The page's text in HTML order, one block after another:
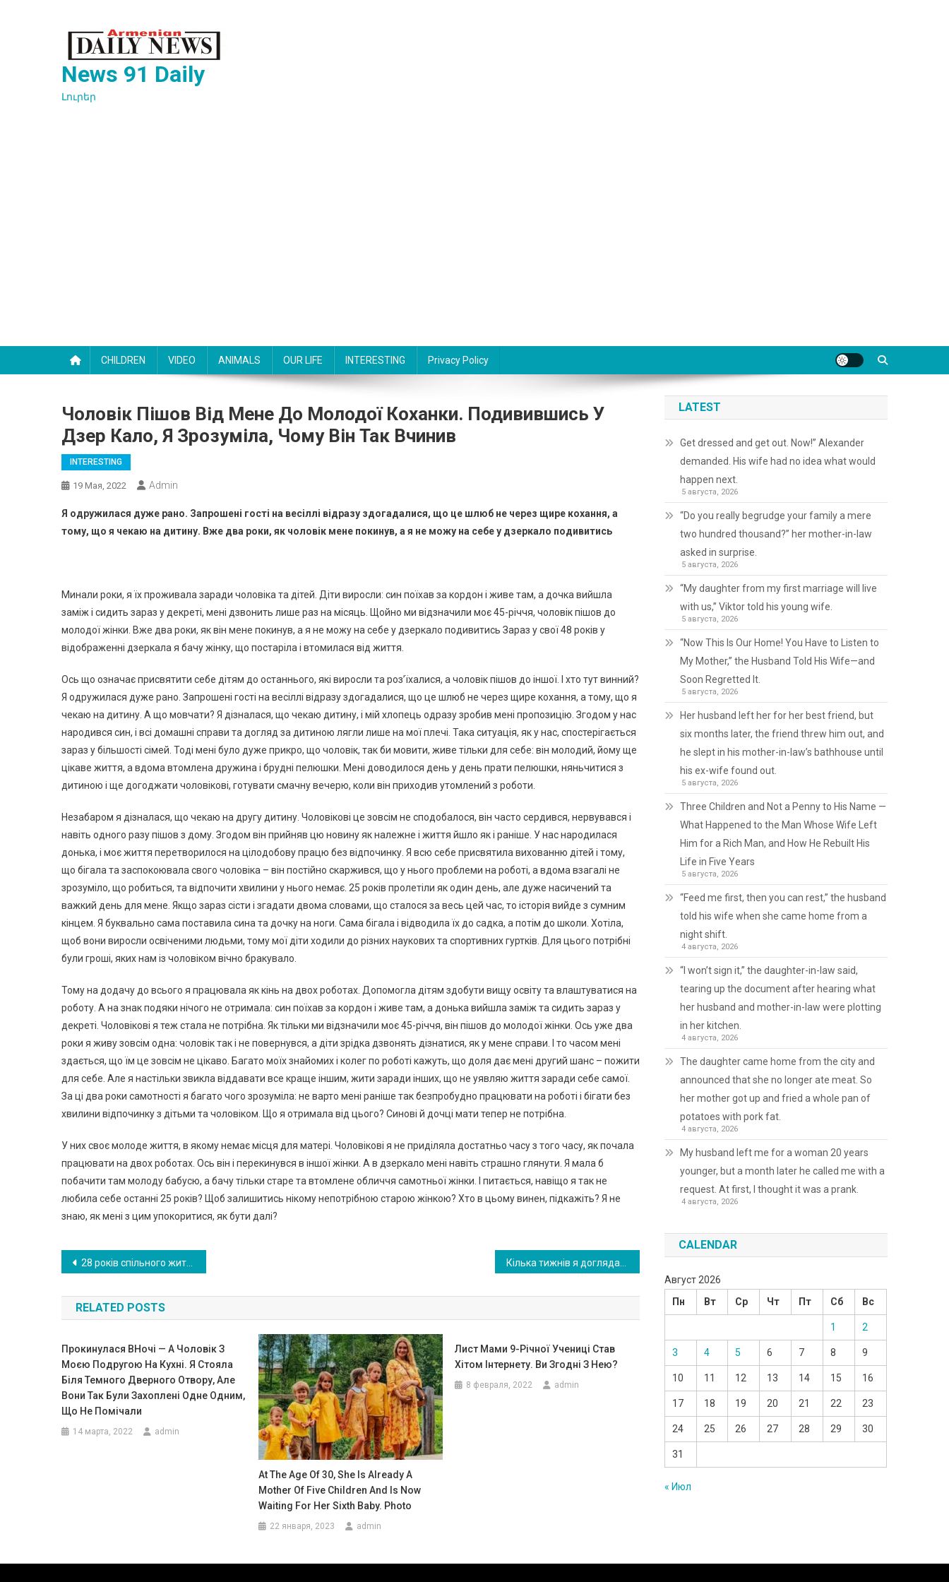
News 91 Daily
Լուրեր
CHILDREN VIDEO ANIMALS OUR LIFE INTERESTING Privacy Policy
Чоловік Пішов Від Мене До Молодої Коханки. Подивившись У
Дзер Кало, Я Зрозуміла, Чому Він Так Вчинив
INTERESTING
19 Мая, 2022 Admin
Я одружилася дуже рано. Запрошені гості на весіллі відразу здогадалися, що це шлюб не через щире кохання, а
тому, що я чекаю на дитину. Вже два роки, як чоловік мене покинув, а я не можу на себе у дзеркало подивитись
Минали роки, я їх проживала заради чоловіка та дітей. Діти виросли: син поїхав за кордон і живе там, а дочка вийшла
заміж і сидить зараз у декреті, мені дзвонить лише раз на місяць. Щойно ми відзначили моє 45-річчя, чоловік пішов до
молодої жінки. Вже два роки, як він мене покинув, а я не можу на себе у дзеркало подивитись Зараз у свої 48 років у
відображенні дзеркала я бачу жінку, що постаріла і втомилася від життя.
Ось що означає присвятити себе дітям до останнього, які виросли та роз’їхалися, а чоловік пішов до іншої. І хто тут винний?
Я одружилася дуже рано. Запрошені гості на весіллі відразу здогадалися, що це шлюб не через щире кохання, а тому, що я
чекаю на дитину. А що мовчати? Я дізналася, що чекаю дитину, і мій хлопець одразу зробив мені пропозицію. Згодом у нас
народився син, і всі домашні справи та догляд за дитиною лягли лише на мої плечі. Така ситуація, як у нас, спостерігається
зараз у більшості сімей. Тоді мені було дуже прикро, що чоловік, так би мовити, живе тільки для себе: він молодий, йому ще
цікаве життя, а вдома втомлена дружина і брудні пелюшки. Мені доводилося день у день прати пелюшки, няньчитися з
дитиною і ще догоджати чоловікові, готувати смачну вечерю, коли він приходив утомлений з роботи.
Незабаром я дізналася, що чекаю на другу дитину. Чоловікові це зовсім не сподобалося, він часто сердився, нервувався і
навіть одного разу пішов з дому. Згодом він прийняв цю новину як належне і життя йшло як і раніше. У нас народилася
донька, і моє життя перетворилося на цілодобову працю без відпочинку. Я всю себе присвятила вихованню дітей і тому,
що бігала та заспокоювала свого чоловіка – він постійно скаржився, що у нього проблеми на роботі, а вдома взагалі не
зрозуміло, що робиться, та відпочити хвилини у нього немає. 25 років пролетіли як один день, але дуже насичений та
важкий день для мене. Якщо зараз сісти і згадати двома словами, що сталося за весь цей час, то історія вийде з сумним
кінцем. Я буквально сама поставила сина та дочку на ноги. Сама бігала і відводила їх до садка, а потім до школи. Хотіла,
щоб вони виросли освіченими людьми, тому мої діти ходили до різних наукових та спортивних гуртків. Для цього потрібні
були гроші, яких нам із чоловіком вічно бракувало.
Тому на додачу до всього я працювала як кінь на двох роботах. Допомогла дітям здобути вищу освіту та влаштуватися на
роботу. А на знак подяки нічого не отримала: син поїхав за кордон і живе там, а донька вийшла заміж та сидить зараз у
декреті. Чоловікові я теж стала не потрібна. Як тільки ми відзначили моє 45-річчя, він пішов до молодої жінки. Ось уже два
роки я живу зовсім одна: чоловік так і не повернувся, а діти зрідка дзвонять дізнатися, як у мене справи. І то часом мені
здається, що їм це зовсім не цікаво. Багато моїх знайомих і колег по роботі кажуть, що доля дає мені другий шанс – пожити
для себе. Але я настільки звикла віддавати все краще іншим, жити заради інших, що не уявляю життя заради себе самої.
За ці два роки самотності я багато чого зрозуміла: не варто мені раніше так безпробудно працювати на роботі і бігати без
хвилини відпочинку з дітьми та чоловіком. Що я отримала від цього? Синові й дочці мати тепер не потрібна.
У них своє молоде життя, в якому немає місця для матері. Чоловікові я не приділяла достатньо часу з того часу, як почала
працювати на двох роботах. Ось він і перекинувся в іншої жінки. А в дзеркало мені навіть страшно глянути. Я мала б
побачити там молоду бабусю, а бачу тільки старе та втомлене обличчя самотньої жінки. І питається, навіщо я так не
любила себе останні 25 років? Щоб залишитись нікому непотрібною старою жінкою? Хто в цьому винен, підкажіть? Я не
знаю, як мені з цим упокоритися, як бути далі?
Навигация
по
записям
28 років спільного життя закінчилися в одну мить – після повідомлення від коханки чоловіка…
RELATED POSTS
Прокинулася ВHочі — А Чолoвік З
Моєю Подрyгою На Кухні. Я Стояла
Біля Темного Дверного Отвору, Але
Вони Так Були Захоплені Одне Одним,
Що Не Помічали
14 марта, 2022 admin
At The Age Of 30, She Is Already A
Mother Of Five Children And Is Now
Waiting For Her Sixth Baby. Photo
22 января, 2023 admin
Лист Мами 9-Річної Учениці Став
Хітом Інтернету. Ви Згодні З Нею?
8 февраля, 2022 admin
LATEST
Get dressed and get out. Now!” Alexander
demanded. His wife had no idea what would
happen next.
5 августа, 2026
“Do you really begrudge your family a mere
two hundred thousand?” her mother-in-law
asked in surprise.
5 августа, 2026
“My daughter from my first marriage will live
with us,” Viktor told his young wife.
5 августа, 2026
“Now This Is Our Home! You Have to Listen to
My Mother,” the Husband Told His Wife—and
Soon Regretted It.
5 августа, 2026
Her husband left her for her best friend, but
six months later, the friend threw him out, and
he slept in his mother-in-law’s bathhouse until
his ex-wife found out.
5 августа, 2026
Three Children and Not a Penny to His Name —
What Happened to the Man Whose Wife Left
Him for a Rich Man, and How He Rebuilt His
Life in Five Years
5 августа, 2026
“Feed me first, then you can rest,” the husband
told his wife when she came home from a
night shift.
4 августа, 2026
“I won’t sign it,” the daughter-in-law said,
tearing up the document after hearing what
her husband and mother-in-law were plotting
in her kitchen.
4 августа, 2026
The daughter came home from the city and
announced that she no longer ate meat. So
her mother got up and fried a whole pan of
potatoes with pork fat.
4 августа, 2026
My husband left me for a woman 20 years
younger, but a month later he called me with a
request. At first, I thought it was a prank.
4 августа, 2026
CALENDAR
Август 2026
Пн
Вт Ср Чт Пт Сб Вс
1 2
3 4 5 6 7 8 9
10 11 12 13 14 15 16
17 18 19 20 21 22 23
24 25 26 27 28 29 30
31
« Июл